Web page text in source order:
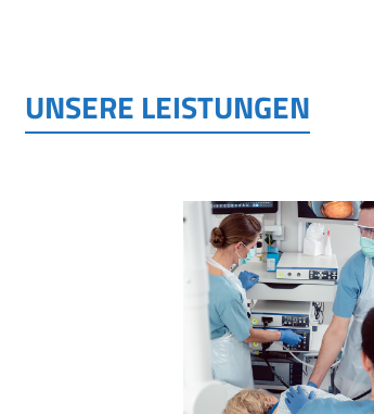
UNSERE LEISTUNGEN